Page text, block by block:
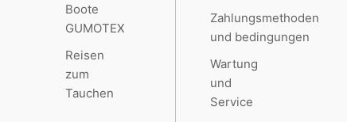
Boote
GUMOTEX
Reisen
zum
Tauchen
Zahlungsmethoden
und bedingungen
Wartung
und
Service